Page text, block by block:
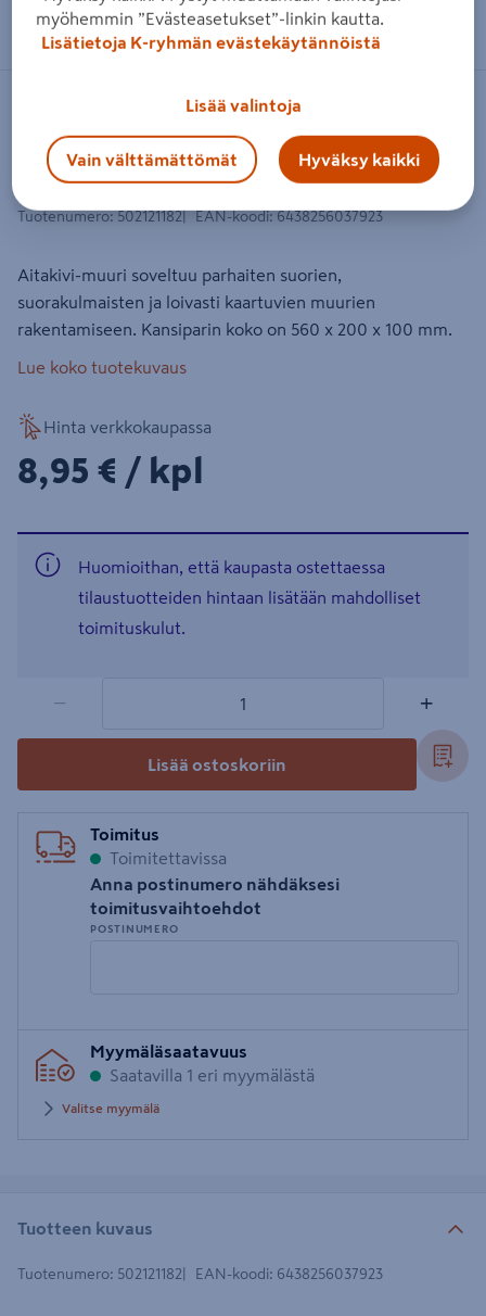
Zoomaa kuvaa sormilla kosketusnäytöllä
Aitakivi Rudus kansipari
560x200x100mm punamusta
Tuotenumero: 502121182 EAN-koodi: 6438256037923
Aitakivi-muuri soveltuu parhaiten suorien,
suorakulmaisten ja loivasti kaartuvien muurien
rakentamiseen. Kansiparin koko on 560 x 200 x 100 mm.
Lue koko tuotekuvaus
Hinta verkkokaupassa
8,95€/kpl
8,95 € / kpl
Huomioithan, että kaupasta ostettaessa
tilaustuotteiden hintaan lisätään mahdolliset
toimituskulut.
− +
Lisää ostoskoriin
Toimitus
Toimitettavissa
Anna postinumero nähdäksesi
toimitusvaihtoehdot
POSTINUMERO
postinumero
Myymäläsaatavuus
Saatavilla 1 eri myymälästä
Valitse myymälä
Tuotteen kuvaus
Tuotenumero: 502121182 EAN-koodi: 6438256037923
myöhemmin ”Evästeasetukset”-linkin kautta.
Lisätietoja K-ryhmän evästekäytännöistä
Lisää valintoja
Vain välttämättömät Hyväksy kaikki